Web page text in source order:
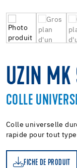
UZIN
COLLE
Colle universelle
rapide pour tout
FICHE DE PRODUIT
DE CONSOMMATION